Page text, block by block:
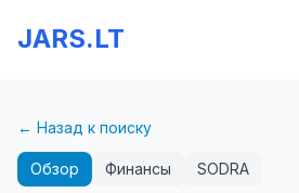
JARS.LT
← Назад к поиску
Обзор Финансы SODRA